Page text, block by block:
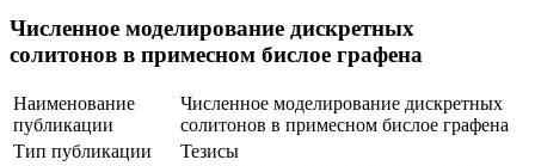
Численное моделирование дискретных
солитонов в примесном бислое графена
Наименование
публикации
Численное моделирование дискретных
солитонов в примесном бислое графена
Тип публикации
Тезисы